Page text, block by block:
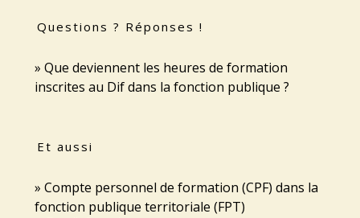
Questions ? Réponses !
Que deviennent les heures de formation
inscrites au Dif dans la fonction publique ?
Et aussi
Compte personnel de formation (CPF) dans la
fonction publique territoriale (FPT)